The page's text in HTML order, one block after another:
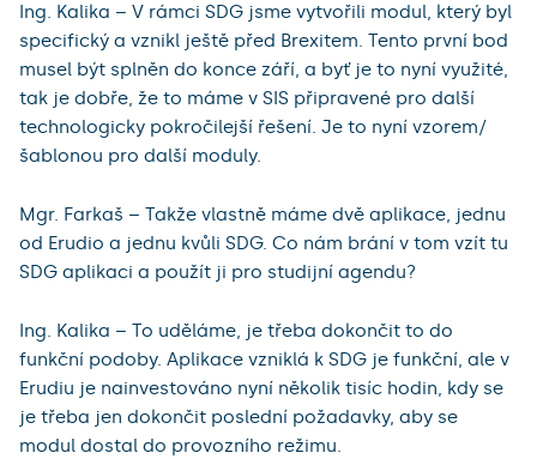
Ing. Kalika – V rámci SDG jsme vytvořili modul, který byl
specifický a vznikl ještě před Brexitem. Tento první bod
musel být splněn do konce září, a byť je to nyní využité,
tak je dobře, že to máme v SIS připravené pro další
technologicky pokročilejší řešení. Je to nyní vzorem/
šablonou pro další moduly.
Mgr. Farkaš – Takže vlastně máme dvě aplikace, jednu
od Erudio a jednu kvůli SDG. Co nám brání v tom vzít tu
SDG aplikaci a použít ji pro studijní agendu?
Ing. Kalika – To uděláme, je třeba dokončit to do
funkční podoby. Aplikace vzniklá k SDG je funkční, ale v
Erudiu je nainvestováno nyní několik tisíc hodin, kdy se
je třeba jen dokončit poslední požadavky, aby se
modul dostal do provozního režimu.